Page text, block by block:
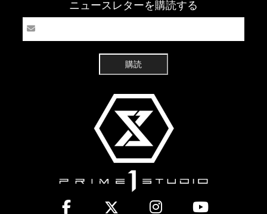
ニュースレターを購読する
購読